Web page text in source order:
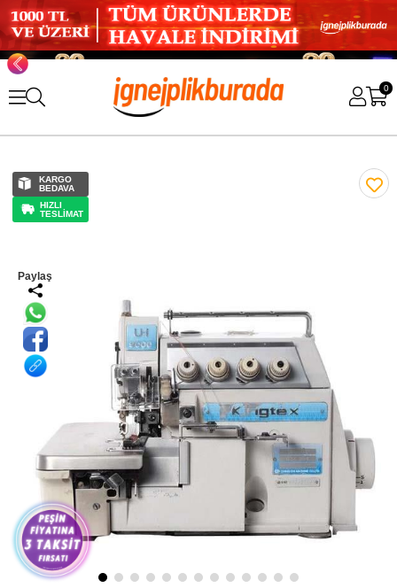
0
KARGO
BEDAVA
HIZLI
TESLİMAT
Paylaş